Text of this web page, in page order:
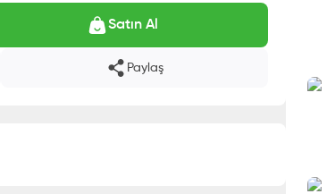
Satın Al
Paylaş